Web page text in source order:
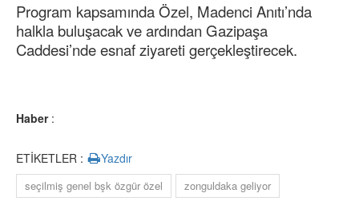
Program kapsamında Özel, Madenci Anıtı’nda
halkla buluşacak ve ardından Gazipaşa
Caddesi’nde esnaf ziyareti gerçekleştirecek.
Haber:
ETİKETLER : Yazdır
seçilmiş genel bşk özgür özel zonguldaka geliyor